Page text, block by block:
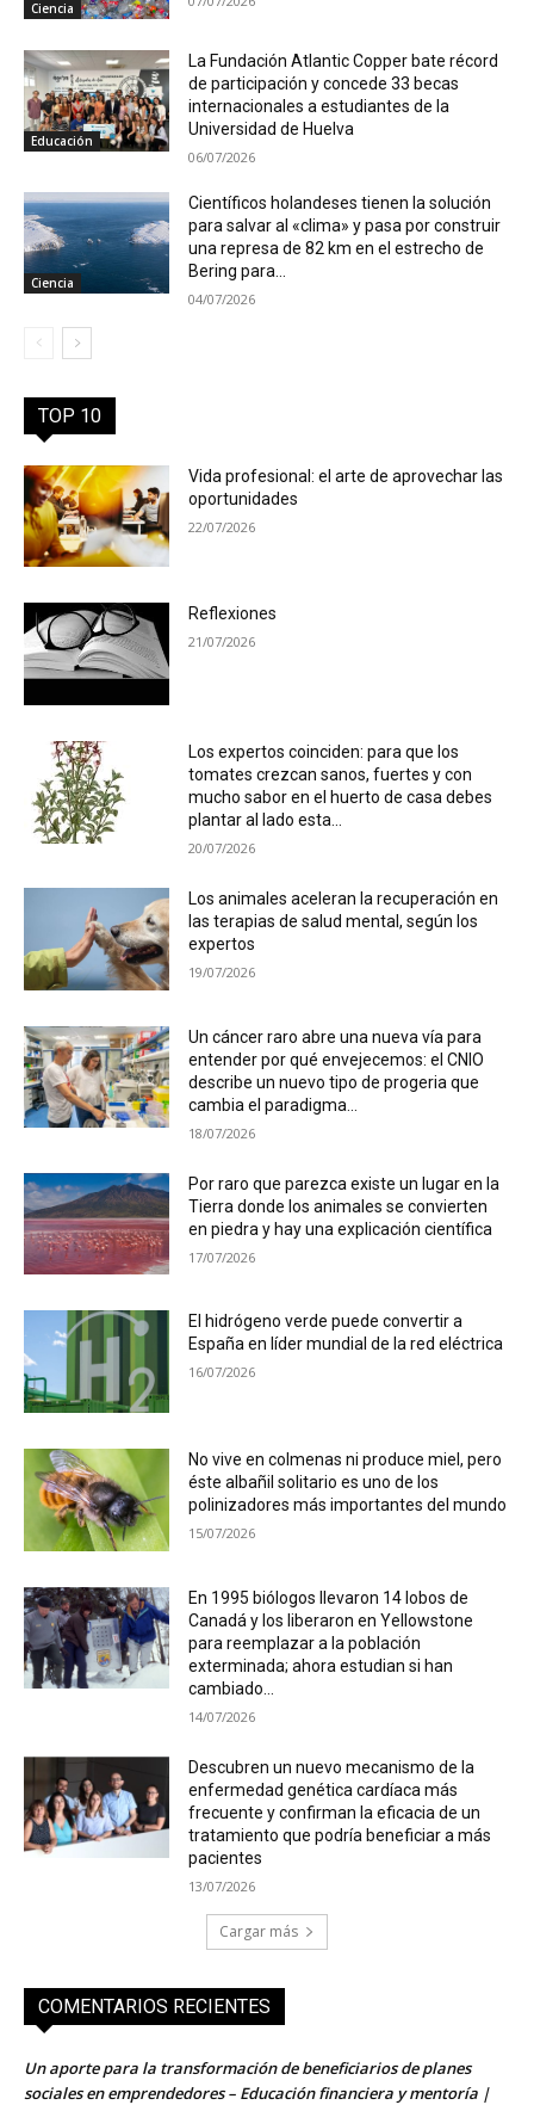
Ciencia
Educación
La Fundación Atlantic Copper bate récord
de participación y concede 33 becas
internacionales a estudiantes de la
Universidad de Huelva
06/07/2026
Ciencia
Científicos holandeses tienen la solución
para salvar al «clima» y pasa por construir
una represa de 82 km en el estrecho de
Bering para...
04/07/2026
TOP 10
Vida profesional: el arte de aprovechar las
oportunidades
22/07/2026
Reflexiones
21/07/2026
Los expertos coinciden: para que los
tomates crezcan sanos, fuertes y con
mucho sabor en el huerto de casa debes
plantar al lado esta...
20/07/2026
Los animales aceleran la recuperación en
las terapias de salud mental, según los
expertos
19/07/2026
Un cáncer raro abre una nueva vía para
entender por qué envejecemos: el CNIO
describe un nuevo tipo de progeria que
cambia el paradigma...
18/07/2026
Por raro que parezca existe un lugar en la
Tierra donde los animales se convierten
en piedra y hay una explicación científica
17/07/2026
El hidrógeno verde puede convertir a
España en líder mundial de la red eléctrica
16/07/2026
No vive en colmenas ni produce miel, pero
éste albañil solitario es uno de los
polinizadores más importantes del mundo
15/07/2026
En 1995 biólogos llevaron 14 lobos de
Canadá y los liberaron en Yellowstone
para reemplazar a la población
exterminada; ahora estudian si han
cambiado...
14/07/2026
Descubren un nuevo mecanismo de la
enfermedad genética cardíaca más
frecuente y confirman la eficacia de un
tratamiento que podría beneficiar a más
pacientes
13/07/2026
Cargar más
COMENTARIOS RECIENTES
Un aporte para la transformación de beneficiarios de planes
sociales en emprendedores – Educación financiera y mentoría |